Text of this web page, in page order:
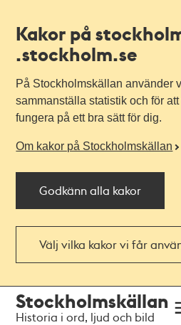
Kakor på
.stockholm.se
På Stockholmskällan använder
sammanställa statistik och för
fungera på ett bra sätt för dig.
Om kakor på Stockholmskällan
Godkänn alla kakor
Välj vilka kakor vi får
navigationen
huvudinnehållet
Stockholmskällan
Historia i ord, ljud och bild